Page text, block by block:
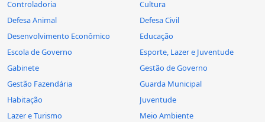
Controladoria
Cultura
Defesa Animal
Defesa Civil
Desenvolvimento Econômico
Educação
Escola de Governo
Esporte, Lazer e Juventude
Gabinete
Gestão de Governo
Gestão Fazendária
Guarda Municipal
Habitação
Juventude
Lazer e Turismo
Meio Ambiente